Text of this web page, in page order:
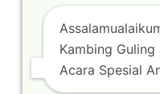
Kambing
Acara Spesial